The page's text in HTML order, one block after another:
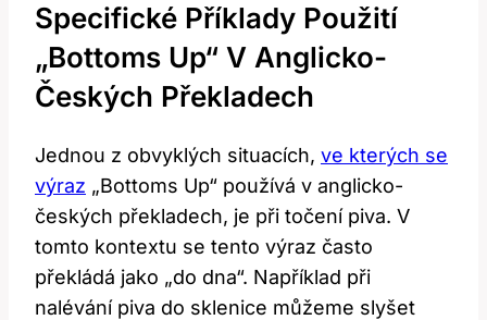
Specifické Příklady Použití
„Bottoms Up“ V Anglicko-
Českých Překladech
Jednou z obvyklých situacích, ve kterých se
výraz „Bottoms Up“ používá v anglicko-
českých překladech, je při točení piva. V
tomto kontextu se tento výraz často
překládá jako „do dna“. Například při
nalévání piva do sklenice můžeme slyšet